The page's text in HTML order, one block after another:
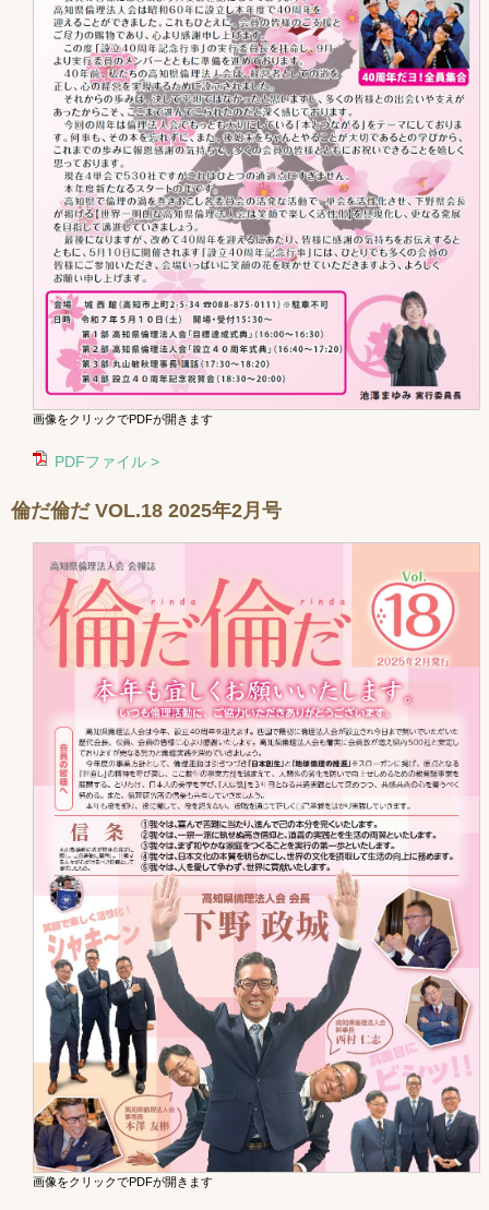
画像をクリックでPDFが開きます
PDFファイル >
倫だ倫だ VOL.18 2025年2月号
画像をクリックでPDFが開きます